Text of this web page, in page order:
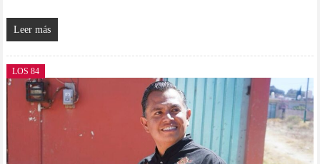
Leer más
LOS 84